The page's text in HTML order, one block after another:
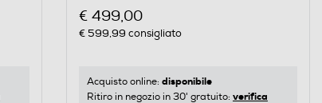
€ 499,00
€ 599,99 consigliato
Acquisto online: disponibile
Ritiro in negozio in 30' gratuito: verifica